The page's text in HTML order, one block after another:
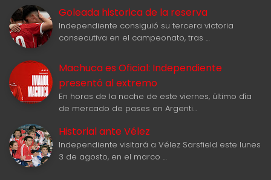
Goleada historica de la reserva
Independiente consiguió su tercera victoria
consecutiva en el campeonato, tras …
Machuca es Oficial: Independiente
presentó al extremo
En horas de la noche de este viernes, último día
de mercado de pases en Argenti…
Historial ante Vélez
Independiente visitará a Vélez Sarsfield este lunes
3 de agosto, en el marco …